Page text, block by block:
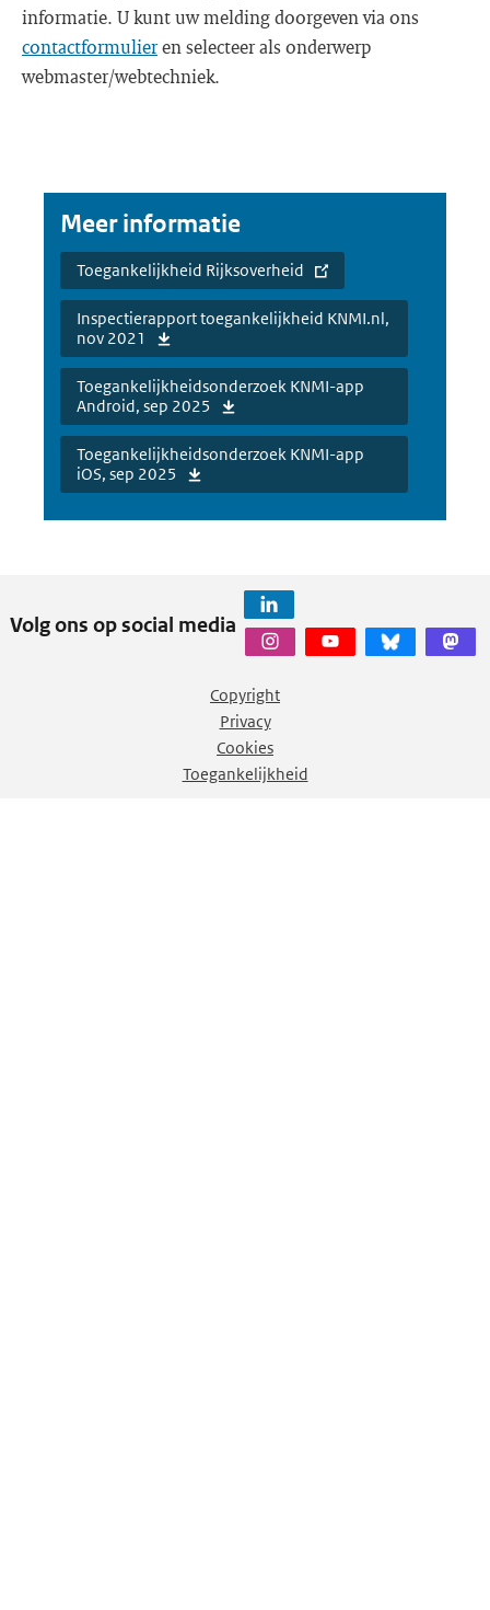
informatie. U kunt uw melding doorgeven via ons
contactformulieren selecteer als onderwerp
webmaster/webtechniek.
Meer informatie
Toegankelijkheid Rijksoverheid
Inspectierapport toegankelijkheid KNMI.nl,
nov 2021
Toegankelijkheidsonderzoek KNMI-app
Android, sep 2025
Toegankelijkheidsonderzoek KNMI-app
iOS, sep 2025
Volg ons op social media
Copyright
Privacy
Cookies
Toegankelijkheid